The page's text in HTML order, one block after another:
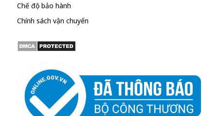
Chế độ bảo hành
Chính sách vận chuyển